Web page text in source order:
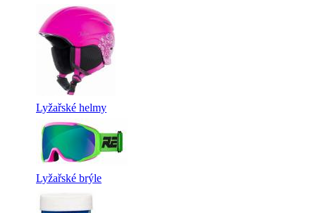
Lyžařské helmy
Lyžařské brýle